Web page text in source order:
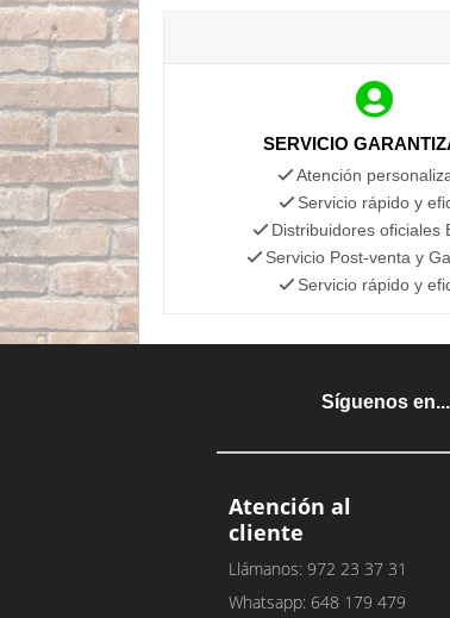
SERVICIO
Atención
Servicio rápido y
Distribuidores oficiales
Servicio Post-venta y
Servicio rápido y
Síguenos en...
Atención al
cliente
Llámanos: 972 23 37 31
Whatsapp: 648 179 479